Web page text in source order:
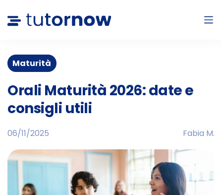
Maturità
Orali Maturità 2026: date e
consigli utili
06/11/2025 Fabia M.